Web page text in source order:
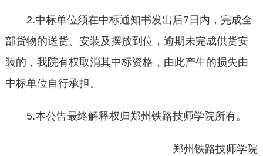
2.中标单位须在中标通知书发出后7日内，完成全
部货物的送货、安装及摆放到位，逾期未完成供货安
装的，我院有权取消其中标资格，由此产生的损失由
中标单位自行承担。
5.本公告最终解释权归郑州铁路技师学院所有。
郑州铁路技师学院